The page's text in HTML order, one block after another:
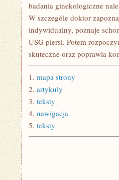
badania ginekologiczne
W szczególe doktor
indywidualny, poznaje
USG piersi. Potem
skuteczne oraz poprawia
1. mapa strony
2. artykuly
3. teksty
4. nawigacja
5. teksty